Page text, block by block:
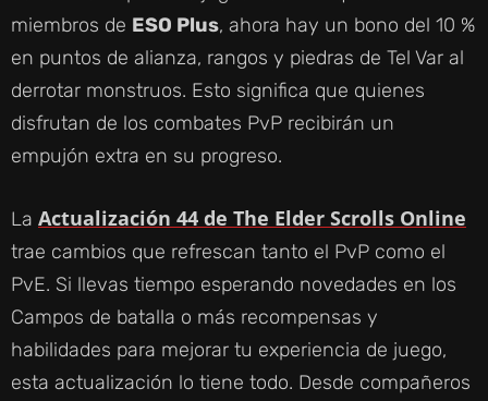
miembros de ESO Plus, ahora hay un bono del 10 %
en puntos de alianza, rangos y piedras de Tel Var al
derrotar monstruos. Esto significa que quienes
disfrutan de los combates PvP recibirán un
empujón extra en su progreso.
La Actualización 44 de The Elder Scrolls Online
trae cambios que refrescan tanto el PvP como el
PvE. Si llevas tiempo esperando novedades en los
Campos de batalla o más recompensas y
habilidades para mejorar tu experiencia de juego,
esta actualización lo tiene todo. Desde compañeros